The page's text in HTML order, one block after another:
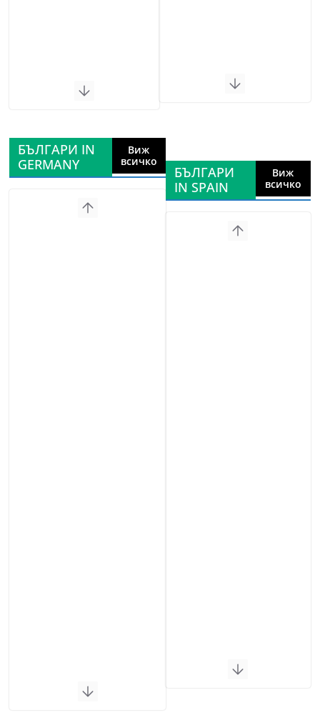
БЪЛГАРИ IN
GERMANY
Виж
всичко
БЪЛГАРИ
IN SPAIN
Виж
всичко